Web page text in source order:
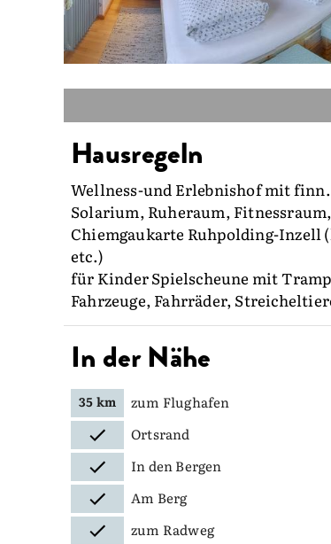
Hausregeln
Wellness-und Erlebnishof mit
Solarium, Ruheraum,
Chiemgaukarte Ruhpolding-Inzell
etc.)
für Kinder Spielscheune mit
Fahrzeuge, Fahrräder,
In der Nähe
35 km zum Flughafen
Ortsrand
In den Bergen
Am Berg
zum Radweg